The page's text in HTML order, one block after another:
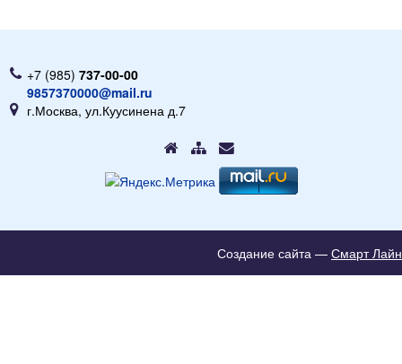
+7 (985) 737-00-00
9857370000@mail.ru
г.Москва, ул.Куусинена д.7
Создание сайта — Смарт Лайн